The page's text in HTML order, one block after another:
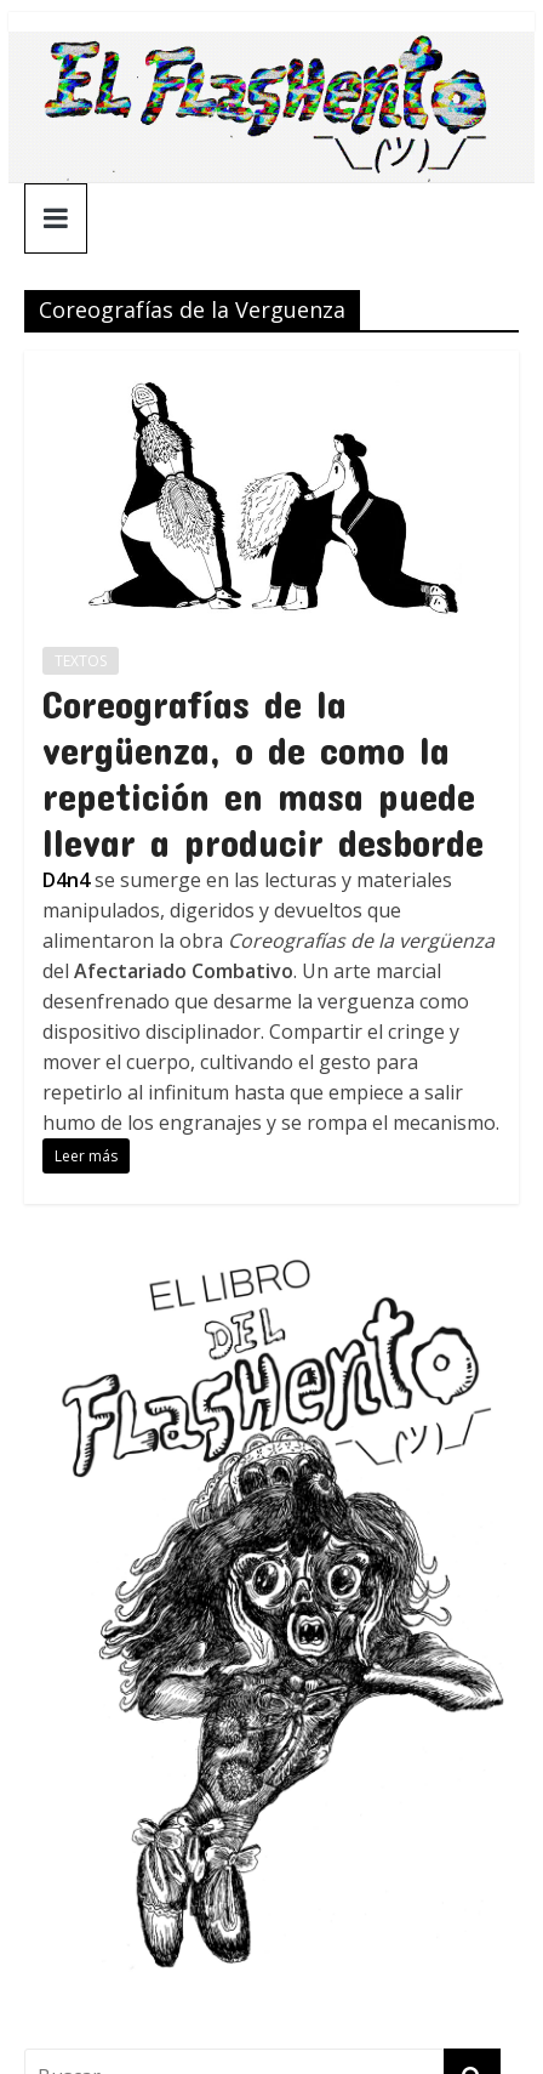
contenido
¯\_(ツ)_/
¯
Coreografías de la Verguenza
TEXTOS
Coreografías de la
vergüenza, o de como la
repetición en masa puede
llevar a producir desborde
D4n4se sumerge en las lecturas y materiales
manipulados, digeridos y devueltos que
alimentaron la obra Coreografías de la vergüenza
del Afectariado Combativo. Un arte marcial
desenfrenado que desarme la verguenza como
dispositivo disciplinador. Compartir el cringe y
mover el cuerpo, cultivando el gesto para
repetirlo al infinitum hasta que empiece a salir
humo de los engranajes y se rompa el mecanismo.
Leer más